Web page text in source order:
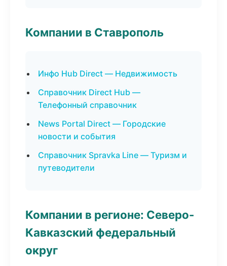
Компании в Ставрополь
Инфо Hub Direct — Недвижимость
Справочник Direct Hub —
Телефонный справочник
News Portal Direct — Городские
новости и события
Справочник Spravka Line — Туризм и
путеводители
Компании в регионе: Северо-
Кавказский федеральный
округ